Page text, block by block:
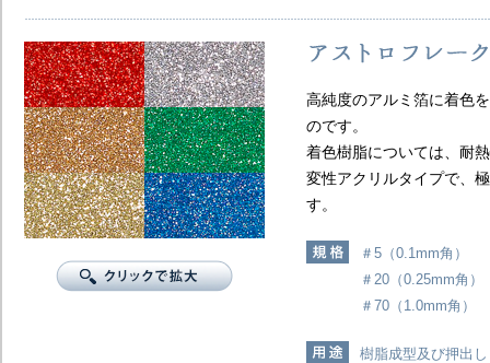
高純度のアルミ箔に着色
のです。
着色樹脂については、耐
変性アクリルタイプで、
す。
＃5（0.1mm角）
＃20（0.25mm角
＃70（1.0mm角）
樹脂成型及び押出